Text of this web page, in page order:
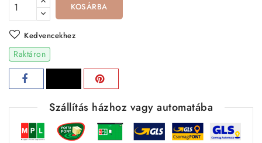
KOSÁRBA
Kedvencekhez
Raktáron
Szállítás házhoz vagy automatába